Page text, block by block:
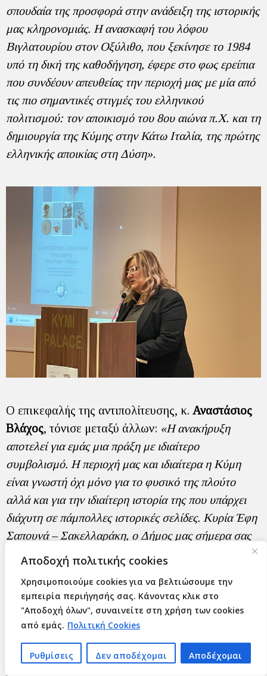
Αποδοχή πολιτικής cookies
Χρησιμοποιούμε cookies για να βελτιώσουμε την
εμπειρία περιήγησής σας. Κάνοντας κλικ στο
"Αποδοχή όλων", συναινείτε στη χρήση των cookies
από εμάς. Πολιτική Cookies
Ρυθμίσεις Δεν αποδέχομαι Αποδέχομαι
σπουδαία της προσφορά στην ανάδειξη της ιστορικής
μας κληρονομιάς. Η ανασκαφή του λόφου
Βιγλατουρίου στον Οξύλιθο, που ξεκίνησε το 1984
υπό τη δική της καθοδήγηση, έφερε στο φως ερείπια
που συνδέουν απευθείας την περιοχή μας με μία από
τις πιο σημαντικές στιγμές του ελληνικού
πολιτισμού: τον αποικισμό του 8ου αιώνα π.Χ. και τη
δημιουργία της Κύμης στην Κάτω Ιταλία, της πρώτης
ελληνικής αποικίας στη Δύση».
Ο επικεφαλής της αντιπολίτευσης, κ. Αναστάσιος
Βλάχος, τόνισε μεταξύ άλλων: «Η ανακήρυξη
αποτελεί για εμάς μια πράξη με ιδιαίτερο
συμβολισμό. Η περιοχή μας και ιδιαίτερα η Κύμη
είναι γνωστή όχι μόνο για το φυσικό της πλούτο
αλλά και για την ιδιαίτερη ιστορία της που υπάρχει
διάχυτη σε πάμπολλες ιστορικές σελίδες. Κυρία Έφη
Σαπουνά – Σακελλαράκη, ο Δήμος μας σήμερα σας
υποδέχεται και σαν τιμά»